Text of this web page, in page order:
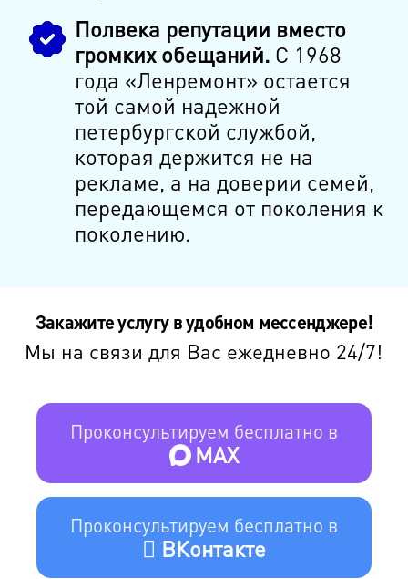
Полвека репутации вместо
громких обещаний.С 1968
года «Ленремонт» остается
той самой надежной
петербургской службой,
которая держится не на
рекламе, а на доверии семей,
передающемcя от поколения к
поколению.
Закажите услугу в удобном мессенджере!
Мы на связи для Вас ежедневно 24/7!
Проконсультируем бесплатно в
MAX
Проконсультируем бесплатно в
ВКонтакте